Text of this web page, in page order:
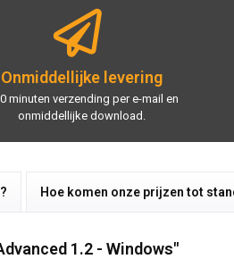
Onmiddellijke levering
minuten verzending per e-mail en
onmiddellijke download.
Hoe komen onze prijzen tot
1.2 - Windows"